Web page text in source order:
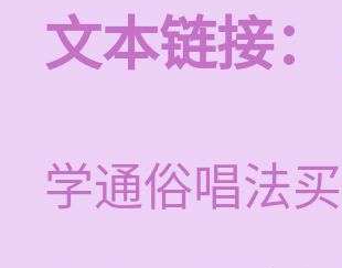
文本链接：
学通俗唱法